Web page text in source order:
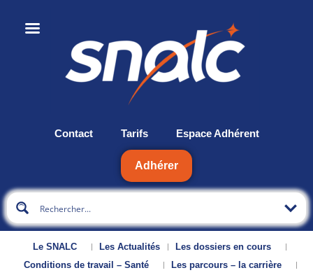
Contact Tarifs Espace Adhérent
Adhérer
Le SNALC Les Actualités
Les dossiers en cours
Conditions de travail – Santé
Les parcours – la carrière